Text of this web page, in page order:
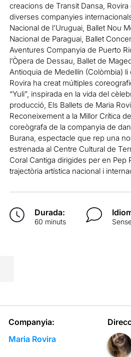
creacions de Transit Dansa,
diverses companyies
Nacional de l’Uruguai, Ballet Nou
Nacional de Paraguai, Ballet
Aventures Companyia de Puerto
l’Òpera de Dessau, Ballet de
Antioquia de Medellín (Colòmbia)
Rovira ha creat múltiples
“Yuli”, inspirada en la vida del
producció, Els Ballets de Maria
Reconeixement a la Millor Crítica
coreògrafa de la companyia de
Burana, espectacle que rep una
estrenada al Centre Cultural de
Coral Cantiga dirigides per en Pep
trajectòria artística nacional i
Durada:
60 minuts
Companyia:
Maria Rovira